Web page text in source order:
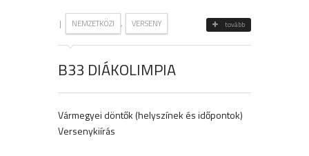
| NEMZETKÖZI , VERSENY tovább
B33 DIÁKOLIMPIA
Vármegyei döntők (helyszínek és időpontok)
Versenykiírás